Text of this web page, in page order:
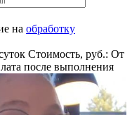
на обработку
Стоимость, руб.: От
после выполнения